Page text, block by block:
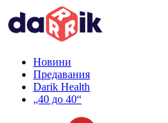
Новини
Предавания
Darik Health
„40 до 40“